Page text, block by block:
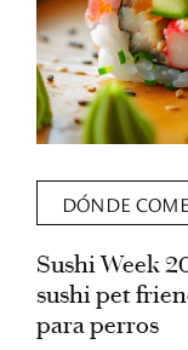
DÓNDE
Sushi Week
sushi pet
para perros